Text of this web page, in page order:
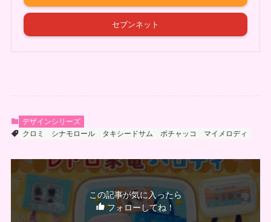
セブンネット
デザインシリーズ
クロミ
シナモロール タキシードサム ポチャッコ マイメロディ
この記事が気に入ったら
フォローしてね！